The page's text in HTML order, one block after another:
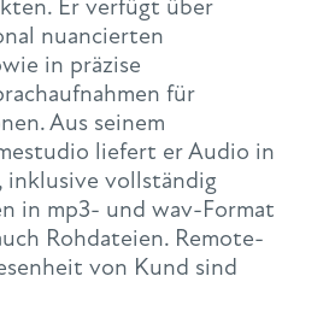
Er verfügt über
nuancierten
in präzise
für
Aus seinem
liefert er Audio in
vollständig
in mp3- und wav-Format
Rohdateien. Remote-
von Kund sind